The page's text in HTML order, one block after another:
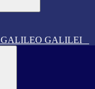
GALILEO GALILEI